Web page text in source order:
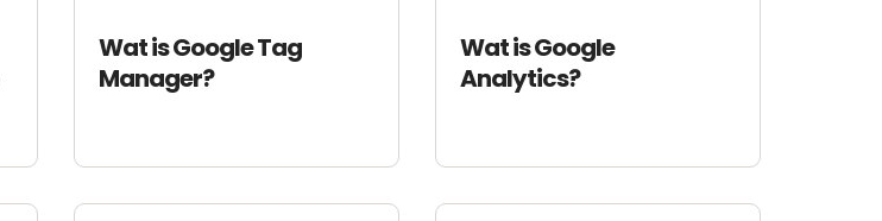
Wat is Google Tag
Manager?
Wat is Google
Analytics?